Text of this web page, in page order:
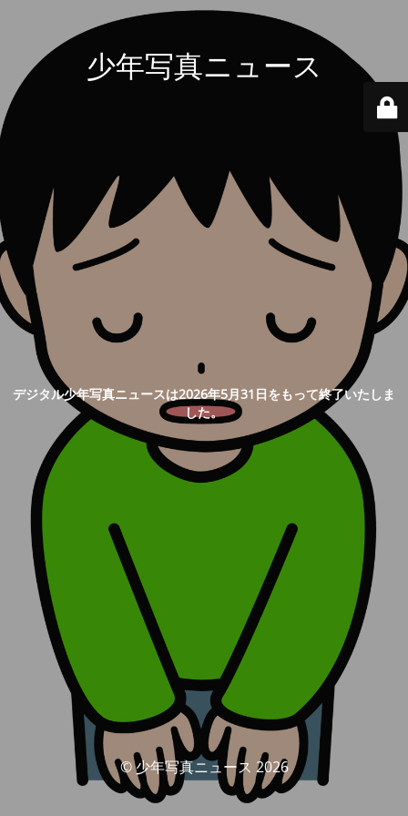
少年写真ニュース
デジタル少年写真ニュースは2026年5月31日をもって終了いたしま
した。
© 少年写真ニュース 2026